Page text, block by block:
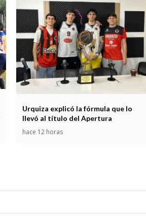
Urquiza explicó la fórmula que lo
llevó al título del Apertura
hace 12 horas